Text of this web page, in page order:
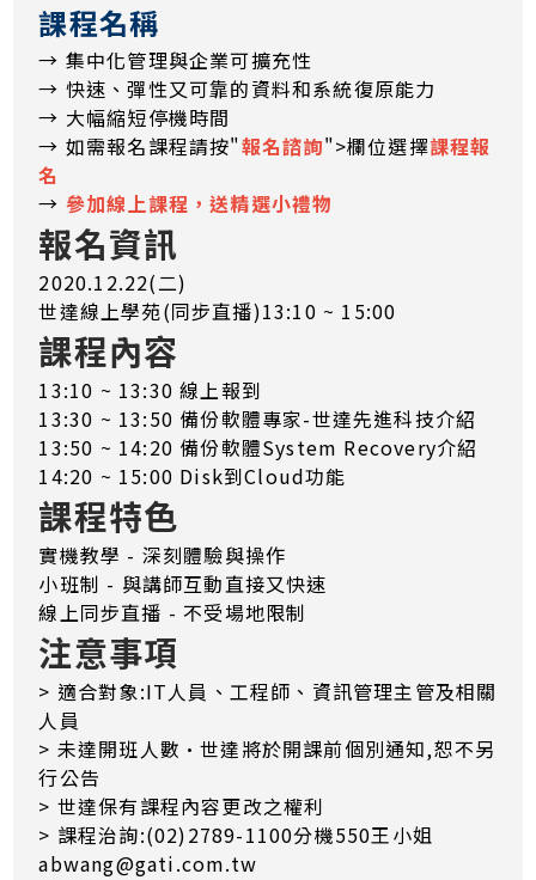
課程名稱
→ 集中化管理與企業可擴充性
→ 快速、彈性又可靠的資料和系統復原能力
→ 大幅縮短停機時間
→ 如需報名課程請按"報名諮詢">欄位選擇課程報
名
→ 參加線上課程，送精選小禮物
報名資訊
2020.12.22(二)
世達線上學苑(同步直播)13:10 ~ 15:00
課程內容
13:10 ~ 13:30 線上報到
13:30 ~ 13:50 備份軟體專家-世達先進科技介紹
13:50 ~ 14:20 備份軟體System Recovery介紹
14:20 ~ 15:00 Disk到Cloud功能
課程特色
實機教學 - 深刻體驗與操作
小班制 - 與講師互動直接又快速
線上同步直播 - 不受場地限制
注意事項
> 適合對象:IT人員、工程師、資訊管理主管及相關
人員
> 未達開班人數·世達將於開課前個別通知,恕不另
行公告
> 世達保有課程內容更改之權利
> 課程治詢:(02)2789-1100分機550王小姐
abwang@gati.com.tw